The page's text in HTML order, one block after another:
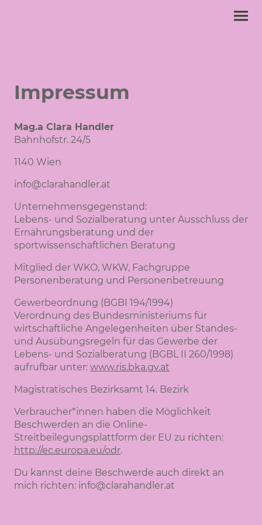
Impressum
Mag.a Clara Handler
Bahnhofstr. 24/5
1140 Wien
info@clarahandler.at
Unternehmensgegenstand:
Lebens- und Sozialberatung unter Ausschluss der
Ernährungsberatung und der
sportwissenschaftlichen Beratung
Mitglied der WKO, WKW, Fachgruppe
Personenberatung und Personenbetreuung
Gewerbeordnung (BGBI 194/1994)
Verordnung des Bundesministeriums für
wirtschaftliche Angelegenheiten über Standes-
und Ausübungsregeln für das Gewerbe der
Lebens- und Sozialberatung (BGBL II 260/1998)
aufrufbar unter: www.ris.bka.gv.at
Magistratisches Bezirksamt 14. Bezirk
Verbraucher*innen haben die Möglichkeit
Beschwerden an die Online-
Streitbeilegungsplattform der EU zu richten:
http://ec.europa.eu/odr.
Du kannst deine Beschwerde auch direkt an
mich richten: info@clarahandler.at